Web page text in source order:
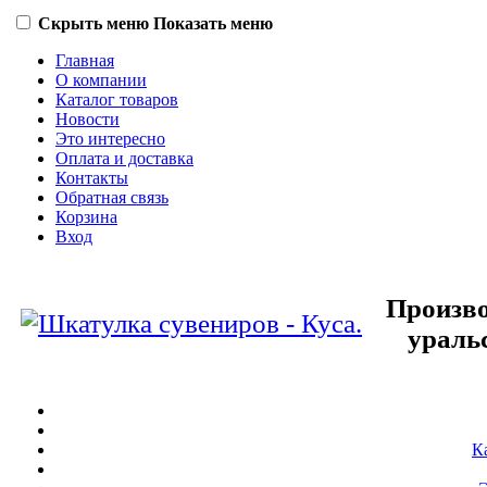
Скрыть меню Показать меню
Главная
О компании
Каталог товаров
Новости
Это интересно
Оплата и доставка
Контакты
Обратная связь
Корзина
Вход